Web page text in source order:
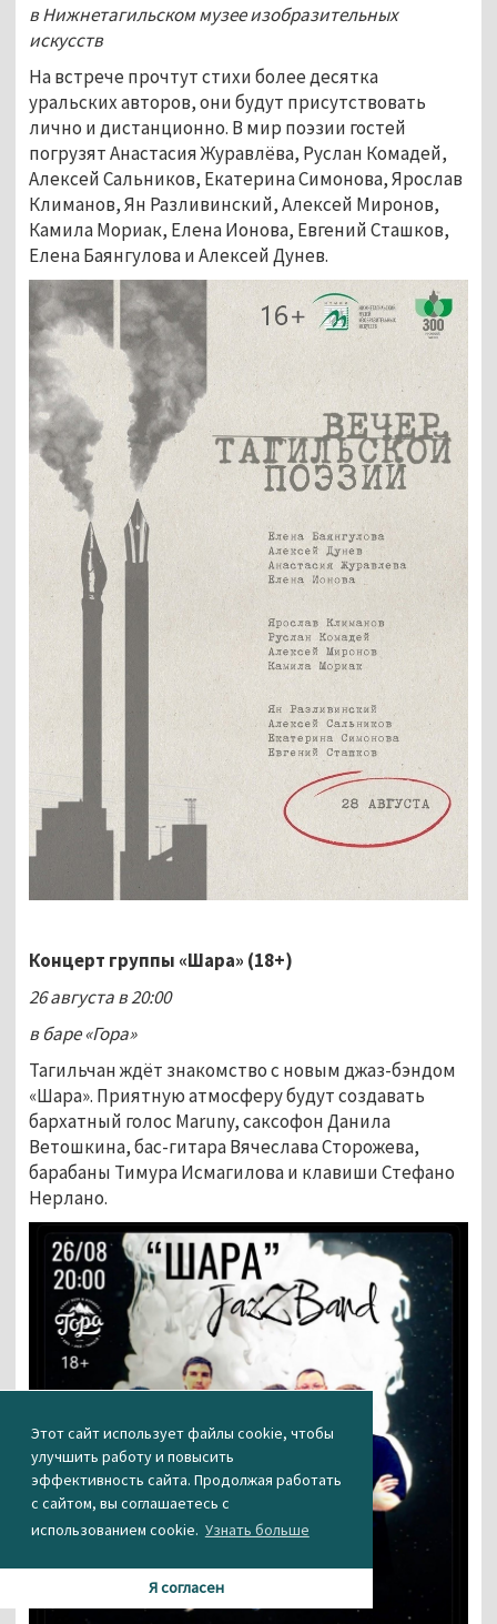
Этот сайт использует файлы cookie, чтобы
улучшить работу и повысить
эффективность сайта. Продолжая работать
с сайтом, вы соглашаетесь с
использованием cookie. Узнать больше
Я согласен
в Нижнетагильском музее изобразительных
искусств
На встрече прочтут стихи более десятка
уральских авторов, они будут присутствовать
лично и дистанционно. В мир поэзии гостей
погрузят Анастасия Журавлёва, Руслан Комадей,
Алексей Сальников, Екатерина Симонова, Ярослав
Климанов, Ян Разливинский, Алексей Миронов,
Камила Мориак, Елена Ионова, Евгений Сташков,
Елена Баянгулова и Алексей Дунев.
Концерт группы «Шара» (18+)
26 августа в 20:00
в баре «Гора»
Тагильчан ждёт знакомство с новым джаз-бэндом
«Шара». Приятную атмосферу будут создавать
бархатный голос Maruny, саксофон Данила
Ветошкина, бас-гитара Вячеслава Сторожева,
барабаны Тимура Исмагилова и клавиши Стефано
Нерлано.